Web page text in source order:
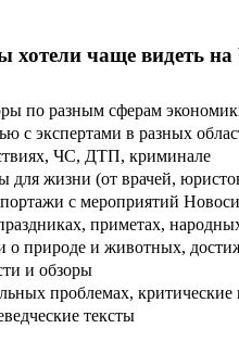
хотели чаще видеть
по разным сферам
с экспертами в разных
ЧС, ДТП, криминале
для жизни (от врачей,
с мероприятий
приметах,
природе и животных,
и обзоры
проблемах, критические
тексты